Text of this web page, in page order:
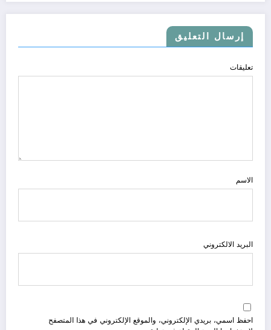
إرسال التعليق
تعليقات
الاسم
البريد الالكتروني
احفظ اسمي، بريدي الإلكتروني، والموقع الإلكتروني في هذا المتصفح